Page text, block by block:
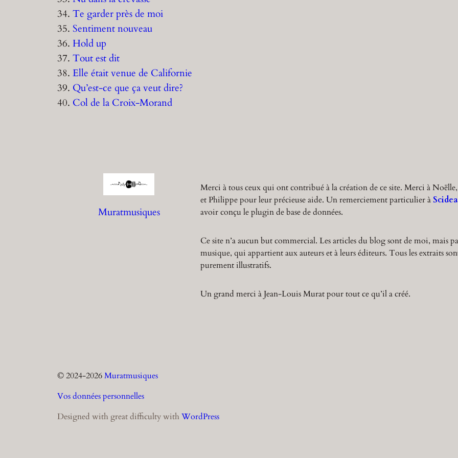
34. Te garder près de moi
35. Sentiment nouveau
36. Hold up
37. Tout est dit
38. Elle était venue de Californie
39. Qu’est-ce que ça veut dire?
40. Col de la Croix-Morand
Muratmusiques
Merci à tous ceux qui ont contribué à la création de ce site. Merci à Noëlle,
et Philippe pour leur précieuse aide. Un remerciement particulier à
avoir conçu le plugin de base de données.
Ce site n’a aucun but commercial. Les articles du blog sont de moi, mais
musique, qui appartient aux auteurs et à leurs éditeurs. Tous les extraits
purement illustratifs.
Un grand merci à Jean-Louis Murat pour tout ce qu’il a créé.
© 2024-2026Muratmusiques
Vos données personnelles
Designed with great difficulty with WordPress